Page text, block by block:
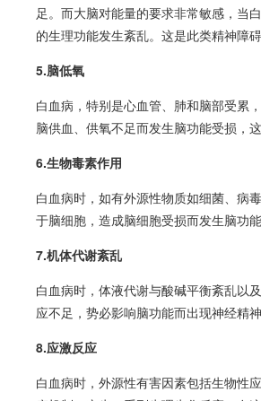
足。而大脑对能量的要求非常敏感，当
的生理功能发生紊乱。这是此类精神障
5.脑低氧
白血病 ，特别是心血管、肺和脑部受累
脑供血、供氧不足而发生脑功能受损，
6.生物毒素作用
白血病时，如有外源性物质如细菌、病
于脑细胞，造成脑细胞受损而发生脑功
7.机体代谢紊乱
白血病时，体液代谢与酸碱平衡紊乱以
应不足，势必影响脑功能而出现神经精神
8.应激反应
白血病时，外源性有害因素包括生物性